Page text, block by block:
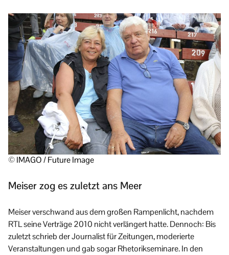
© IMAGO / Future Image
Meiser zog es zuletzt ans Meer
Meiser verschwand aus dem großen Rampenlicht, nachdem
RTL seine Verträge 2010 nicht verlängert hatte. Dennoch: Bis
zuletzt schrieb der Journalist für Zeitungen, moderierte
Veranstaltungen und gab sogar Rhetorikseminare. In den